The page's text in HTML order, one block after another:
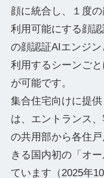
顔に統合し、１度
利用可能にする顔
の顔認証AIエンジ
利用するシーンご
が可能です。
集合住宅向けに提
は、エントランス
の共用部から各住
きる国内初の「オ
ています（2025年